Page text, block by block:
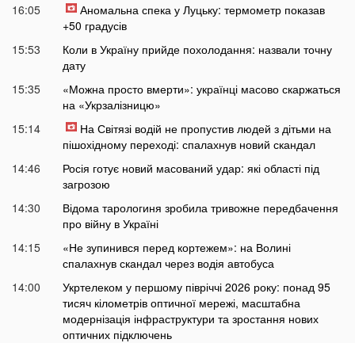
16:05
Аномальна спека у Луцьку: термометр показав
+50 градусів
15:53
Коли в Україну прийде похолодання: назвали точну
дату
15:35
«Можна просто вмерти»: українці масово скаржаться
на «Укрзалізницю»
15:14
На Світязі водій не пропустив людей з дітьми на
пішохідному переході: спалахнув новий скандал
14:46
Росія готує новий масований удар: які області під
загрозою
14:30
Відома тарологиня зробила тривожне передбачення
про війну в Україні
14:15
«Не зупинився перед кортежем»: на Волині
спалахнув скандал через водія автобуса
14:00
Укртелеком у першому півріччі 2026 року: понад 95
тисяч кілометрів оптичної мережі, масштабна
модернізація інфраструктури та зростання нових
оптичних підключень